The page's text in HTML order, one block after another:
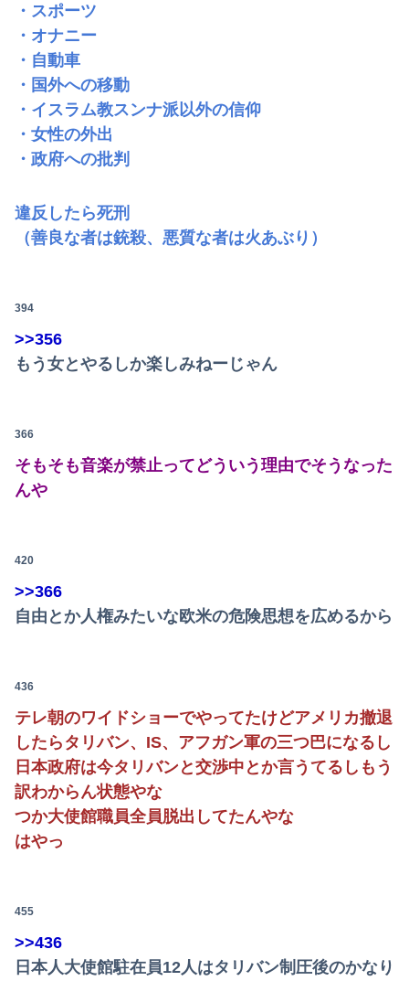
・スポーツ
・オナニー
・自動車
・国外への移動
・イスラム教スンナ派以外の信仰
・女性の外出
・政府への批判
違反したら死刑
（善良な者は銃殺、悪質な者は火あぶり）
394
>>356
もう女とやるしか楽しみねーじゃん
366
そもそも音楽が禁止ってどういう理由でそうなった
んや
420
>>366
自由とか人権みたいな欧米の危険思想を広めるから
436
テレ朝のワイドショーでやってたけどアメリカ撤退
したらタリバン、IS、アフガン軍の三つ巴になるし
日本政府は今タリバンと交渉中とか言うてるしもう
訳わからん状態やな
つか大使館職員全員脱出してたんやな
はやっ
455
>>436
日本人大使館駐在員12人はタリバン制圧後のかなり